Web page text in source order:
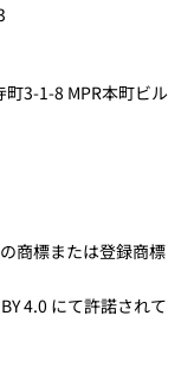
3-1-8 MPR本町ビル
商標または登録商標
4.0 にて許諾されて